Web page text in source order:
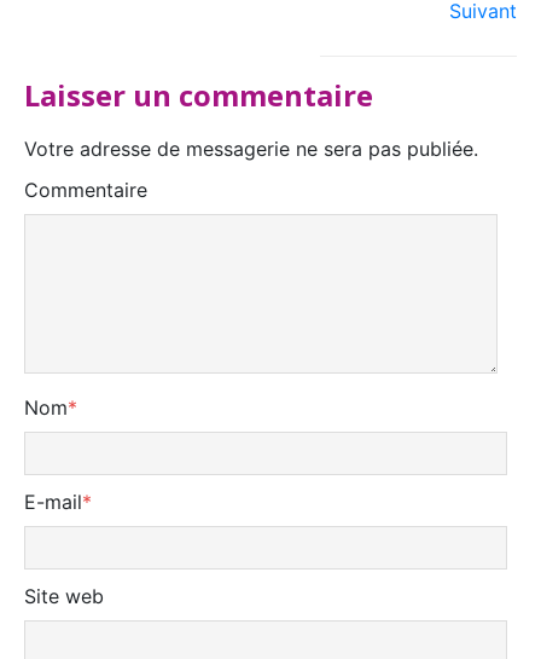
Suivant
Laisser un commentaire
Votre adresse de messagerie ne sera pas publiée.
Commentaire
Nom*
E-mail*
Site web